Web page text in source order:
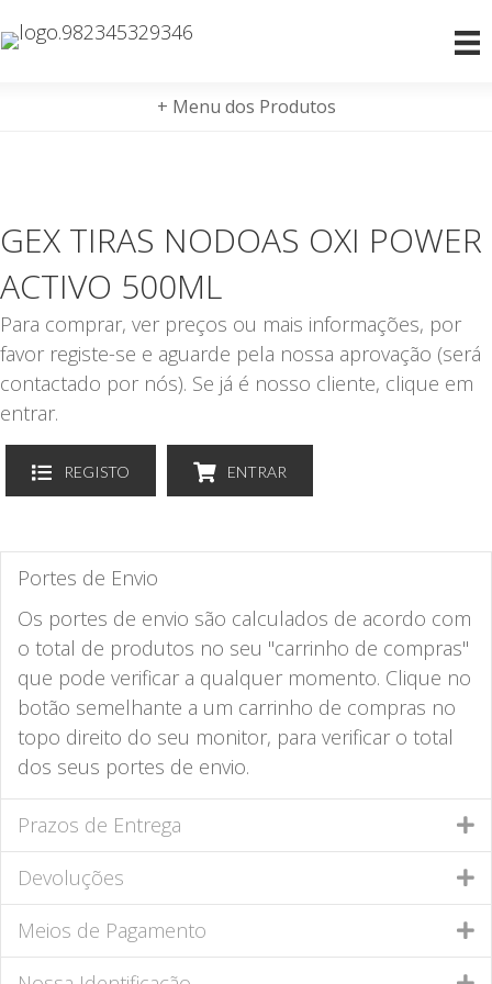
+ Menu dos Produtos
GEX TIRAS NODOAS OXI POWER
ACTIVO 500ML
Para comprar, ver preços ou mais informações, por
favor registe-se e aguarde pela nossa aprovação (será
contactado por nós). Se já é nosso cliente, clique em
entrar.
REGISTO ENTRAR
Portes de Envio
Os portes de envio são calculados de acordo com
o total de produtos no seu "carrinho de compras"
que pode verificar a qualquer momento. Clique no
botão semelhante a um carrinho de compras no
topo direito do seu monitor, para verificar o total
dos seus portes de envio.
Prazos de Entrega
Devoluções
Meios de Pagamento